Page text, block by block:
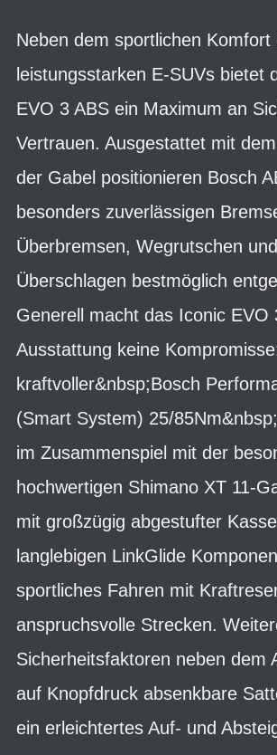
Neben dem sportlichen Komfort
leistungsstarken E-SUVs bietet
EVO 3 ABS ein Maximum an
Vertrauen. Ausgestattet mit
der Gabel positionieren Bosch
besonders zuverlässigen
Überbremsen, Wegrutschen und
Überschlagen bestmöglich
Generell macht das Iconic EVO
Ausstattung keine
kraftvoller&nbsp;Bosch
(Smart System) 25/
im Zusammenspiel mit der
hochwertigen Shimano XT 11-
mit großzügig abgestufter
langlebigen LinkGlide
sportliches Fahren mit
anspruchsvolle Strecken.
Sicherheitsfaktoren neben dem
auf Knopfdruck absenkbare
ein erleichtertes Auf- und